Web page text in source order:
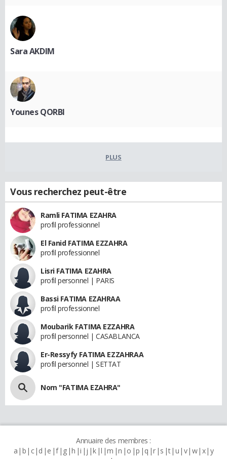
Sara AKDIM
Younes QORBI
PLUS
Vous recherchez peut-être
Ramli FATIMA EZAHRA
profil professionnel
El Fanid FATIMA EZZAHRA
profil professionnel
Lisri FATIMA EZAHRA
profil personnel | PARIS
Bassi FATIMA EZAHRAA
profil professionnel
Moubarik FATIMA EZZAHRA
profil personnel | CASABLANCA
Er-Ressyfy FATIMA EZZAHRAA
profil personnel | SETTAT
Nom "FATIMA EZAHRA"
Annuaire des membres :
a b c d e f g h i j k l m n o p q r s t u v w x y